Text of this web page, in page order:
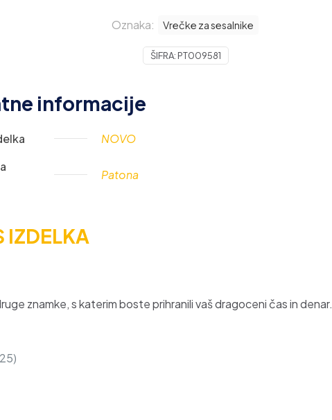
Oznaka: Vrečke za sesalnike
ŠIFRA: PT009581
informacije
NOVO
Patona
IZDELKA
znamke, s katerim boste prihranili vaš dragoceni čas in denar.